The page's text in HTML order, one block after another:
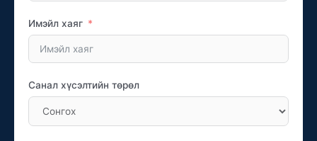
Имэйл хаяг
Санал хүсэлтийн төрөл